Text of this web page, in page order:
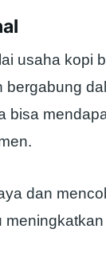
usaha kopi
bergabung
bisa
dan